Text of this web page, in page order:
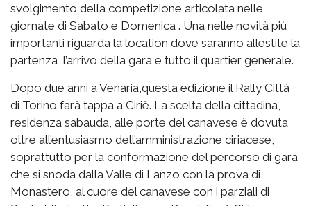
svolgimento della competizione articolata nelle
giornate di Sabato e Domenica . Una nelle novità più
importanti riguarda la location dove saranno allestite la
partenza l’arrivo della gara e tutto il quartier generale.
Dopo due anni a Venaria,questa edizione il Rally Città
di Torino farà tappa a Ciriè. La scelta della cittadina,
residenza sabauda, alle porte del canavese è dovuta
oltre all’entusiasmo dell’amministrazione ciriacese,
soprattutto per la conformazione del percorso di gara
che si snoda dalla Valle di Lanzo con la prova di
Monastero, al cuore del canavese con i parziali di